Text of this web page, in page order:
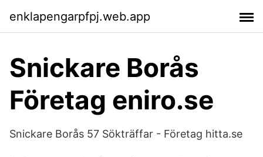
enklapengarpfpj.web.app
Snickare Borås
Företag eniro.se
Snickare Borås 57 Sökträffar - Företag hitta.se